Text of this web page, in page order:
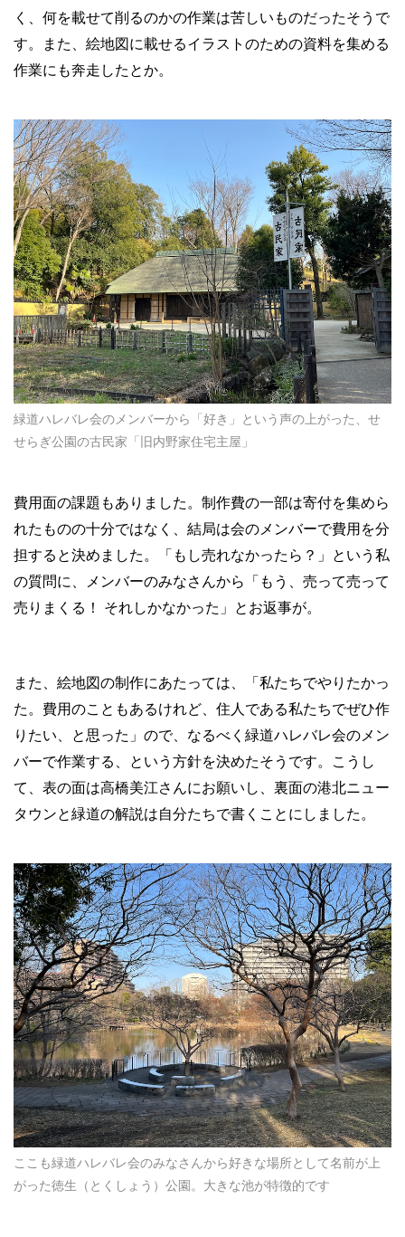
く、何を載せて削るのかの作業は苦しいものだったそうで
す。また、絵地図に載せるイラストのための資料を集める
作業にも奔走したとか。
緑道ハレバレ会のメンバーから「好き」という声の上がった、せ
せらぎ公園の古民家「旧内野家住宅主屋」
費用面の課題もありました。制作費の一部は寄付を集めら
れたものの十分ではなく、結局は会のメンバーで費用を分
担すると決めました。「もし売れなかったら？」という私
の質問に、メンバーのみなさんから「もう、売って売って
売りまくる！ それしかなかった」とお返事が。
また、絵地図の制作にあたっては、「私たちでやりたかっ
た。費用のこともあるけれど、住人である私たちでぜひ作
りたい、と思った」ので、なるべく緑道ハレバレ会のメン
バーで作業する、という方針を決めたそうです。こうし
て、表の面は高橋美江さんにお願いし、裏面の港北ニュー
タウンと緑道の解説は自分たちで書くことにしました。
ここも緑道ハレバレ会のみなさんから好きな場所として名前が上
がった徳生（とくしょう）公園。大きな池が特徴的です